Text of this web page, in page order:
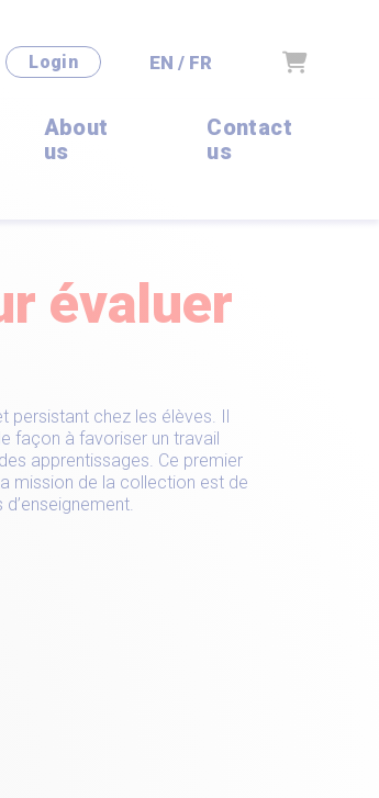
Login EN / FR Cart
About
us
Contact
us
évaluer
persistant chez les élèves. Il
façon à favoriser un travail
apprentissages. Ce premier
mission de la collection est de